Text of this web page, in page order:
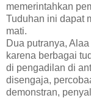
memerintahkan
Tuduhan ini dapat
mati.
Dua putranya,
karena berbagai
di pengadilan di
disengaja,
demonstran,